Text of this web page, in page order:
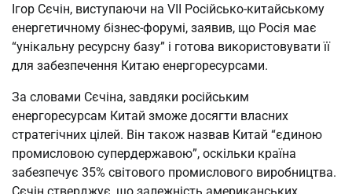
Ігор Сєчін, виступаючи на VII Російсько-китайському
енергетичному бізнес-форумі, заявив, що Росія має
“унікальну ресурсну базу” і готова використовувати її
для забезпечення Китаю енергоресурсами.
За словами Сєчіна, завдяки російським
енергоресурсам Китай зможе досягти власних
стратегічних цілей. Він також назвав Китай “єдиною
промисловою супердержавою”, оскільки країна
забезпечує 35% світового промислового виробництва.
Сєчін стверджує, що залежність американських